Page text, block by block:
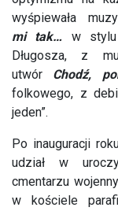
wyśpiewała
mi
tak…
w
Długosza, z
utwór Chodź,
folkowego, z
jeden”.
Po inauguracji
udział w
cmentarzu
w kościele